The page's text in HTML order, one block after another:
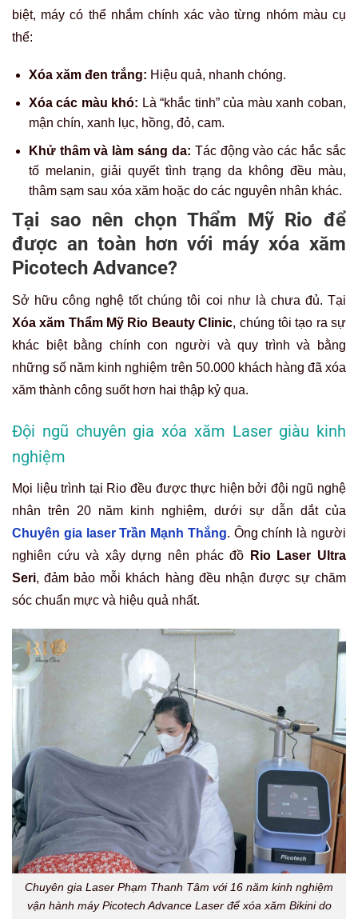
biệt, máy có thể nhắm chính xác vào từng nhóm màu cụ
thể:
Xóa xăm đen trắng: Hiệu quả, nhanh chóng.
Xóa các màu khó: Là “khắc tinh” của màu xanh coban,
mận chín, xanh lục, hồng, đỏ, cam.
Khử thâm và làm sáng da: Tác động vào các hắc sắc
tố melanin, giải quyết tình trạng da không đều màu,
thâm sạm sau xóa xăm hoặc do các nguyên nhân khác.
Tại sao nên chọn Thẩm Mỹ Rio để
được an toàn hơn với máy xóa xăm
Picotech Advance?
Sở hữu công nghệ tốt chúng tôi coi như là chưa đủ. Tại
Xóa xăm Thẩm Mỹ Rio Beauty Clinic, chúng tôi tạo ra sự
khác biệt bằng chính con người và quy trình và bằng
những số năm kinh nghiệm trên 50.000 khách hàng đã xóa
xăm thành công suốt hơn hai thập kỷ qua.
Đội ngũ chuyên gia xóa xăm Laser giàu kinh
nghiệm
Mọi liệu trình tại Rio đều được thực hiện bởi đội ngũ nghệ
nhân trên 20 năm kinh nghiệm, dưới sự dẫn dắt của
Chuyên gia laser Trần Mạnh Thắng. Ông chính là người
nghiên cứu và xây dựng nên phác đồ
Rio Laser Ultra
Seri, đảm bảo mỗi khách hàng đều nhận được sự chăm
sóc chuẩn mực và hiệu quả nhất.
Chuyên gia Laser Phạm Thanh Tâm với 16 năm kinh nghiệm
vận hành máy Picotech Advance Laser để xóa xăm Bikini do